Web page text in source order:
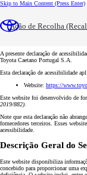
Skip to Main Content (Press Enter)
Ação de Recolha
DECLARAÇÃO
WEBSITE
A presente declaração de
Toyota Caetano Portugal S.A.
Esta declaração de acessibilidade
Website: https://
Este website foi desenvolvido de
2019/882).
Note que esta declaração não
fornecedores terceiros. Esses
acessibilidade.
Descrição Geral do
Este website disponibiliza
concebido para proporcionar uma